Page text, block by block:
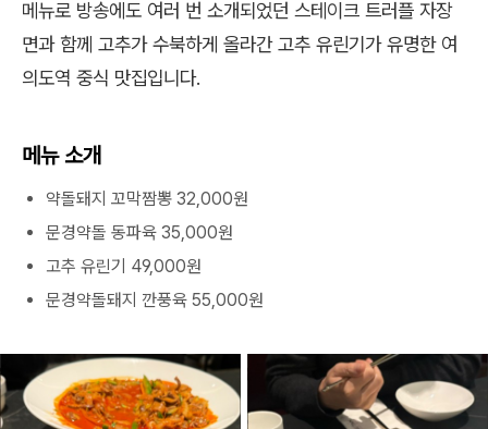
메뉴로 방송에도 여러 번 소개되었던 스테이크 트러플 자장
면과 함께 고추가 수북하게 올라간 고추 유린기가 유명한 여
의도역 중식 맛집입니다.
메뉴 소개
약돌돼지 꼬막짬뽕 32,000원
문경약돌 동파육 35,000원
고추 유린기 49,000원
문경약돌돼지 깐풍육 55,000원